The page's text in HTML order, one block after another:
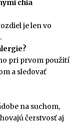
chia
je len vo
pri prvom použití
a sledovať
na suchom,
čerstvosť aj